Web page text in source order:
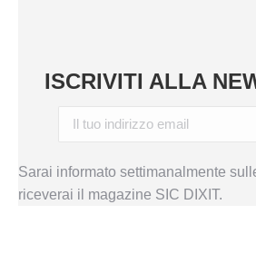
ISCRIVITI ALLA
Sarai informato settimanalmente
riceverai il magazine SIC DIXIT.